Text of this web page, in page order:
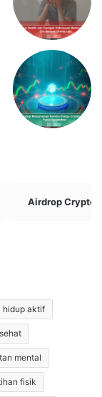
Airdrop Crypto
hidup aktif
mental
fisik